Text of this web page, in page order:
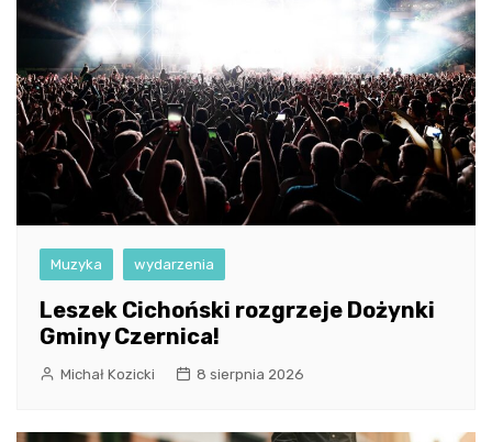
Muzyka wydarzenia
Leszek Cichoński rozgrzeje Dożynki
Gminy Czernica!
Michał Kozicki 8 sierpnia 2026